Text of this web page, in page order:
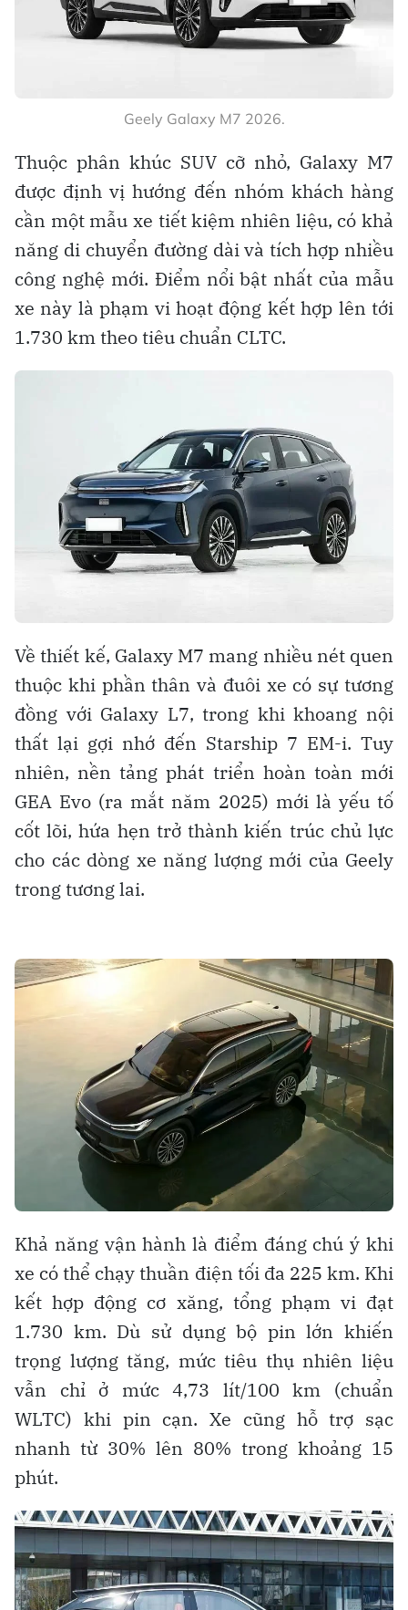
Geely Galaxy M7 2026.
Thuộc phân khúc SUV cỡ nhỏ, Galaxy M7
được định vị hướng đến nhóm khách hàng
cần một mẫu xe tiết kiệm nhiên liệu, có khả
năng di chuyển đường dài và tích hợp nhiều
công nghệ mới. Điểm nổi bật nhất của mẫu
xe này là phạm vi hoạt động kết hợp lên tới
1.730 km theo tiêu chuẩn CLTC.
Về thiết kế, Galaxy M7 mang nhiều nét quen
thuộc khi phần thân và đuôi xe có sự tương
đồng với Galaxy L7, trong khi khoang nội
thất lại gợi nhớ đến Starship 7 EM-i. Tuy
nhiên, nền tảng phát triển hoàn toàn mới
GEA Evo (ra mắt năm 2025) mới là yếu tố
cốt lõi, hứa hẹn trở thành kiến trúc chủ lực
cho các dòng xe năng lượng mới của Geely
trong tương lai.
Khả năng vận hành là điểm đáng chú ý khi
xe có thể chạy thuần điện tối đa 225 km. Khi
kết hợp động cơ xăng, tổng phạm vi đạt
1.730 km. Dù sử dụng bộ pin lớn khiến
trọng lượng tăng, mức tiêu thụ nhiên liệu
vẫn chỉ ở mức 4,73 lít/100 km (chuẩn
WLTC) khi pin cạn. Xe cũng hỗ trợ sạc
nhanh từ 30% lên 80% trong khoảng 15
phút.